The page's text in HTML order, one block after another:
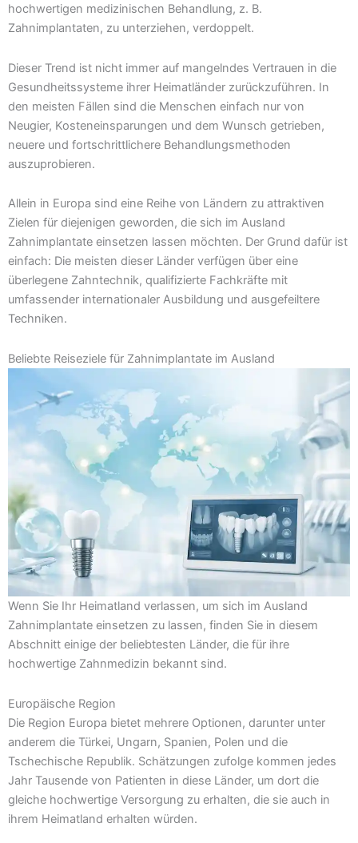
hochwertigen medizinischen Behandlung, z. B.
Zahnimplantaten, zu unterziehen, verdoppelt.
Dieser Trend ist nicht immer auf mangelndes Vertrauen in die
Gesundheitssysteme ihrer Heimatländer zurückzuführen. In
den meisten Fällen sind die Menschen einfach nur von
Neugier, Kosteneinsparungen und dem Wunsch getrieben,
neuere und fortschrittlichere Behandlungsmethoden
auszuprobieren.
Allein in Europa sind eine Reihe von Ländern zu attraktiven
Zielen für diejenigen geworden, die sich im Ausland
Zahnimplantate einsetzen lassen möchten. Der Grund dafür ist
einfach: Die meisten dieser Länder verfügen über eine
überlegene Zahntechnik, qualifizierte Fachkräfte mit
umfassender internationaler Ausbildung und ausgefeiltere
Techniken.
Beliebte Reiseziele für Zahnimplantate im Ausland
Wenn Sie Ihr Heimatland verlassen, um sich im Ausland
Zahnimplantate einsetzen zu lassen, finden Sie in diesem
Abschnitt einige der beliebtesten Länder, die für ihre
hochwertige Zahnmedizin bekannt sind.
Europäische Region
Die Region Europa bietet mehrere Optionen, darunter unter
anderem die Türkei, Ungarn, Spanien, Polen und die
Tschechische Republik. Schätzungen zufolge kommen jedes
Jahr Tausende von Patienten in diese Länder, um dort die
gleiche hochwertige Versorgung zu erhalten, die sie auch in
ihrem Heimatland erhalten würden.